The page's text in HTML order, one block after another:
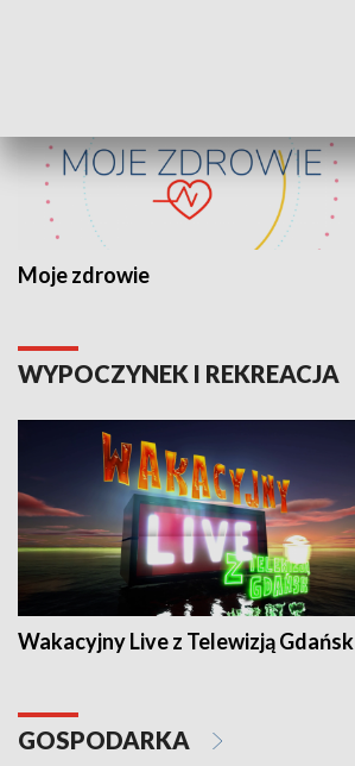
Moje zdrowie
WYPOCZYNEK I REKREACJA
Wakacyjny Live z Telewizją Gdańsk
GOSPODARKA